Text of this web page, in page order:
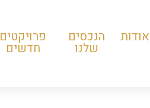
אודות הנכסים
שלנו
פרויקטים
חדשים